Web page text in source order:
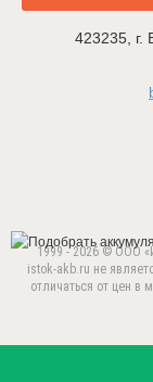
423235 г.
1999 - 2026 © ООО
istok-akb.ru не
отличаться от цен в
Продолжая использовать